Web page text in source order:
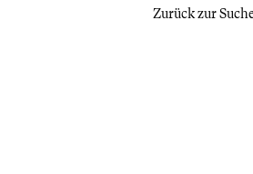
Zurück zur